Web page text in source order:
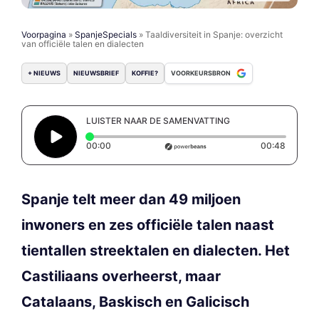
Voorpagina » SpanjeSpecials » Taaldiversiteit in Spanje: overzicht
van officiële talen en dialecten
+ NIEUWS NIEUWSBRIEF KOFFIE? VOORKEURSBRON
LUISTER NAAR DE SAMENVATTING
00:00 Elapsed time: 0 seconds 00:48
Spanje telt meer dan 49 miljoen
inwoners en zes officiële talen naast
tientallen streektalen en dialecten. Het
Castiliaans overheerst, maar
Catalaans, Baskisch en Galicisch